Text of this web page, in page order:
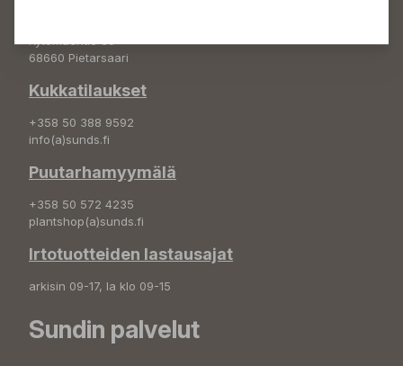
Kytömäentie 66
68660 Pietarsaari
Kukkatilaukset
+358 50 388 9592
info(a)sunds.fi
Puutarhamyymälä
+358 50 572 4235
plantshop(a)sunds.fi
Irtotuotteiden lastausajat
arkisin 09-17, la klo 09-15
Sundin palvelut